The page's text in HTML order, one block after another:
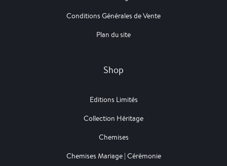
Conditions Générales de Vente
Plan du site
Shop
Editions Limités
Collection Héritage
Chemises
Chemises Mariage | Cérémonie